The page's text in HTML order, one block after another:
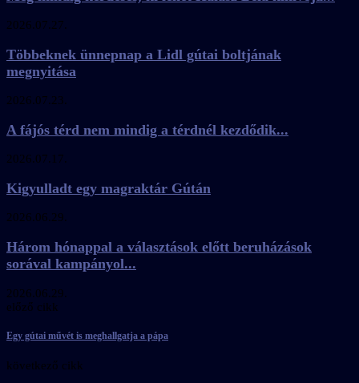
2026.07.27.
Többeknek ünnepnap a Lidl gútai boltjának
megnyitása
2026.07.23.
A fájós térd nem mindig a térdnél kezdődik...
2026.07.17.
Kigyulladt egy magraktár Gútán
2026.06.29.
Három hónappal a választások előtt beruházások
sorával kampányol...
2026.06.29.
előző cikk
Egy gútai művét is meghallgatja a pápa
következő cikk